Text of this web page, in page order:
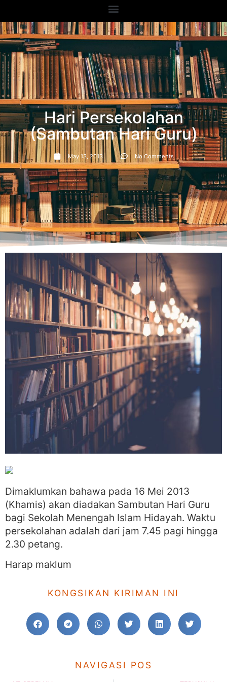
Hari Persekolahan
(Sambutan Hari Guru)
May 13, 2013 No Comments
Dimaklumkan bahawa pada 16 Mei 2013
(Khamis) akan diadakan Sambutan Hari Guru
bagi Sekolah Menengah Islam Hidayah. Waktu
persekolahan adalah dari jam 7.45 pagi hingga
2.30 petang.
Harap maklum
KONGSIKAN KIRIMAN INI
NAVIGASI POS